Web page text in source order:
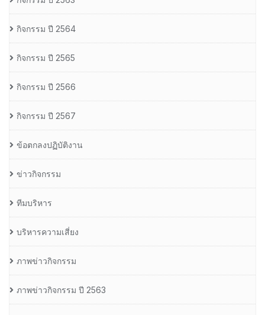
กิจกรรม ปี 2564
กิจกรรม ปี 2565
กิจกรรม ปี 2566
กิจกรรม ปี 2567
ข้อตกลงปฏิบัติงาน
ข่าวกิจกรรม
ทีมบริหาร
บริหารความเสี่ยง
ภาพข่าวกิจกรรม
ภาพข่าวกิจกรรม ปี 2563